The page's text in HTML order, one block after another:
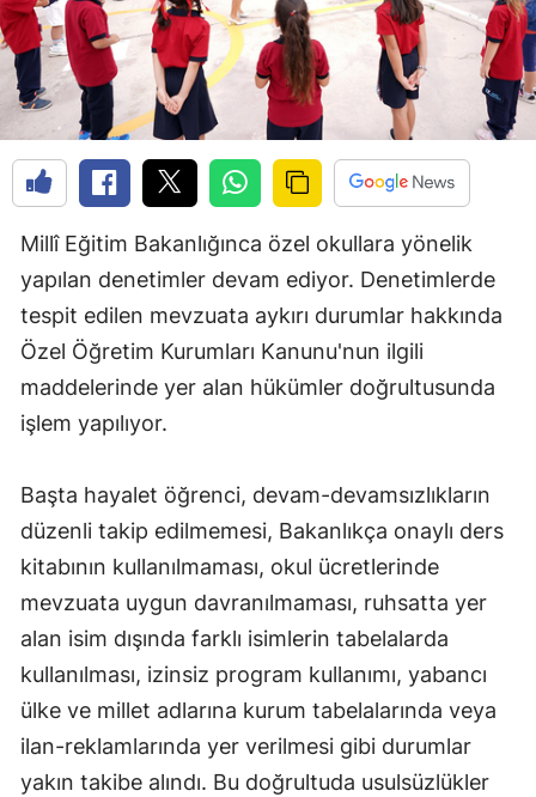
Millî Eğitim Bakanlığınca özel okullara yönelik
yapılan denetimler devam ediyor. Denetimlerde
tespit edilen mevzuata aykırı durumlar hakkında
Özel Öğretim Kurumları Kanunu'nun ilgili
maddelerinde yer alan hükümler doğrultusunda
işlem yapılıyor.
Başta hayalet öğrenci, devam-devamsızlıkların
düzenli takip edilmemesi, Bakanlıkça onaylı ders
kitabının kullanılmaması, okul ücretlerinde
mevzuata uygun davranılmaması, ruhsatta yer
alan isim dışında farklı isimlerin tabelalarda
kullanılması, izinsiz program kullanımı, yabancı
ülke ve millet adlarına kurum tabelalarında veya
ilan-reklamlarında yer verilmesi gibi durumlar
yakın takibe alındı. Bu doğrultuda usulsüzlükler